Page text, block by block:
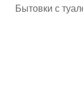
Бытовки с